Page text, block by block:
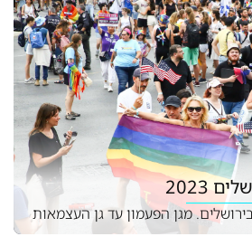
2023
מגן הפעמון עד גן העצמאות